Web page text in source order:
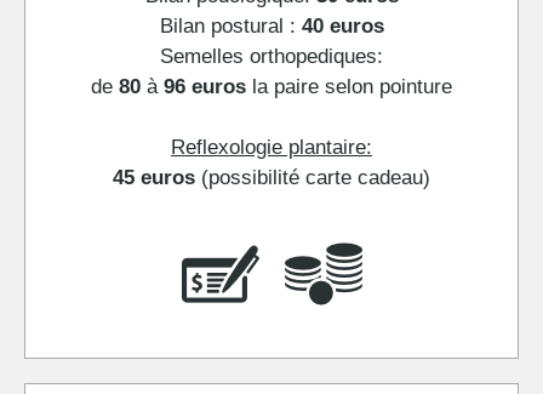
Bilan postural : 40 euros
Semelles orthopediques:
de 80 à 96 euros la paire selon pointure
Reflexologie plantaire:
45 euros (possibilité carte cadeau)